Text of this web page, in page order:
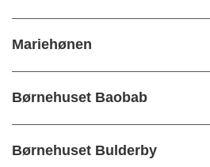
Mariehønen
Børnehuset Baobab
Børnehuset Bulderby